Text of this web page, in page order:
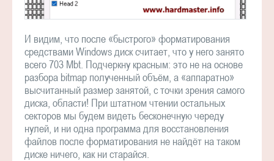
И видим, что после «быстрого» форматирования
средствами Windows диск считает, что у него занято
всего 703 Mbt. Подчеркну красным: это не на основе
разбора bitmap полученный объём, а «аппаратно»
высчитанный размер занятой, с точки зрения самого
диска, области! При штатном чтении остальных
секторов мы будем видеть бесконечную череду
нулей, и ни одна программа для восстановления
файлов после форматирования не найдёт на таком
диске ничего, как ни старайся.